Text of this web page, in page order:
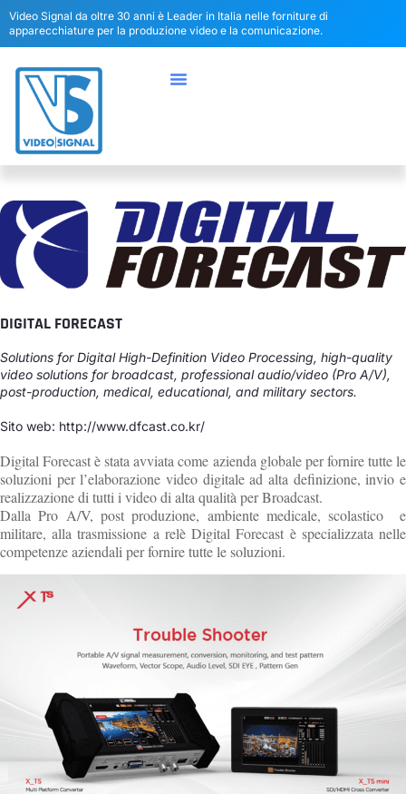
Video Signal da oltre 30 anni è Leader in Italia nelle forniture di
apparecchiature per la produzione video e la comunicazione.
DIGITAL FORECAST
Solutions for Digital High-Definition Video Processing, high-quality
video solutions for broadcast, professional audio/video (Pro A/V),
post-production, medical, educational, and military sectors.
Sito web: http://www.dfcast.co.kr/
Digital Forecast è stata avviata come azienda globale per fornire tutte le
soluzioni per l’elaborazione video digitale ad alta definizione, invio e
realizzazione di tutti i video di alta qualità per Broadcast.
Dalla Pro A/V, post produzione, ambiente medicale, scolastico e
militare, alla trasmissione a relè Digital Forecast è specializzata nelle
competenze aziendali per fornire tutte le soluzioni.